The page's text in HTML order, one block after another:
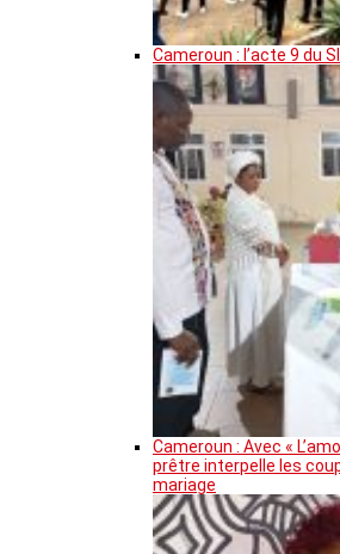
Cameroun : l’acte 9 du
Cameroun : Avec «
prêtre interpelle les
mariage